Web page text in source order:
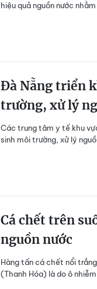
hiệu quả nguồn nước
Đà Nẵng triển
trường, xử lý
Các trung tâm y tế khu
sinh môi trường, xử lý
Cá chết trên
nguồn nước
Hàng tấn cá chết nổi
(Thanh Hóa) là do ô